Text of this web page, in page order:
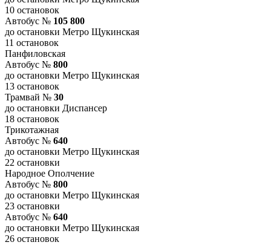
10 остановок
Автобус № 105 800
до остановки Метро Щукинская
11 остановок
Панфиловская
Автобус № 800
до остановки Метро Щукинская
13 остановок
Трамвай № 30
до остановки Диспансер
18 остановок
Трикотажная
Автобус № 640
до остановки Метро Щукинская
22 остановки
Народное Ополчение
Автобус № 800
до остановки Метро Щукинская
23 остановки
Автобус № 640
до остановки Метро Щукинская
26 остановок